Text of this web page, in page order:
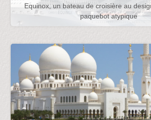
Equinox, un bateau de croisière au
paquebot atypique